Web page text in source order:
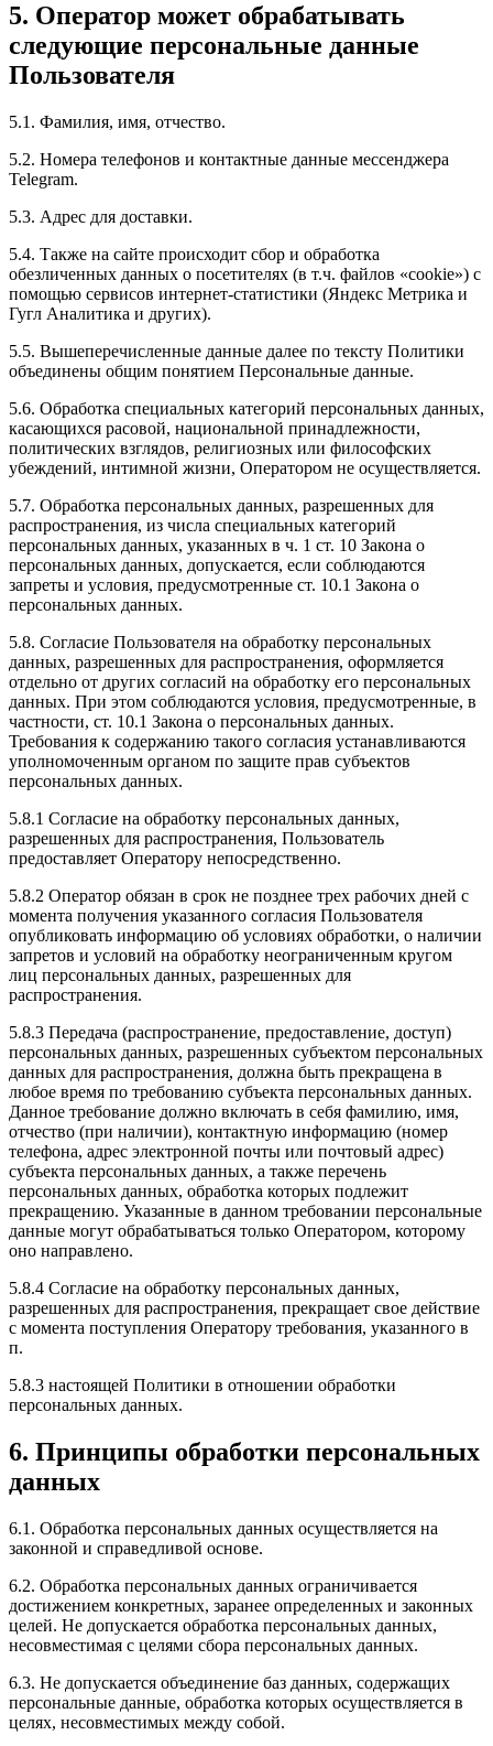
5. Оператор может обрабатывать
следующие персональные данные
Пользователя
5.1. Фамилия, имя, отчество.
5.2. Номера телефонов и контактные данные мессенджера
Telegram.
5.3. Адрес для доставки.
5.4. Также на сайте происходит сбор и обработка
обезличенных данных о посетителях (в т.ч. файлов «cookie») с
помощью сервисов интернет-статистики (Яндекс Метрика и
Гугл Аналитика и других).
5.5. Вышеперечисленные данные далее по тексту Политики
объединены общим понятием Персональные данные.
5.6. Обработка специальных категорий персональных данных,
касающихся расовой, национальной принадлежности,
политических взглядов, религиозных или философских
убеждений, интимной жизни, Оператором не осуществляется.
5.7. Обработка персональных данных, разрешенных для
распространения, из числа специальных категорий
персональных данных, указанных в ч. 1 ст. 10 Закона о
персональных данных, допускается, если соблюдаются
запреты и условия, предусмотренные ст. 10.1 Закона о
персональных данных.
5.8. Согласие Пользователя на обработку персональных
данных, разрешенных для распространения, оформляется
отдельно от других согласий на обработку его персональных
данных. При этом соблюдаются условия, предусмотренные, в
частности, ст. 10.1 Закона о персональных данных.
Требования к содержанию такого согласия устанавливаются
уполномоченным органом по защите прав субъектов
персональных данных.
5.8.1 Согласие на обработку персональных данных,
разрешенных для распространения, Пользователь
предоставляет Оператору непосредственно.
5.8.2 Оператор обязан в срок не позднее трех рабочих дней с
момента получения указанного согласия Пользователя
опубликовать информацию об условиях обработки, о наличии
запретов и условий на обработку неограниченным кругом
лиц персональных данных, разрешенных для
распространения.
5.8.3 Передача (распространение, предоставление, доступ)
персональных данных, разрешенных субъектом персональных
данных для распространения, должна быть прекращена в
любое время по требованию субъекта персональных данных.
Данное требование должно включать в себя фамилию, имя,
отчество (при наличии), контактную информацию (номер
телефона, адрес электронной почты или почтовый адрес)
субъекта персональных данных, а также перечень
персональных данных, обработка которых подлежит
прекращению. Указанные в данном требовании персональные
данные могут обрабатываться только Оператором, которому
оно направлено.
5.8.4 Согласие на обработку персональных данных,
разрешенных для распространения, прекращает свое действие
с момента поступления Оператору требования, указанного в
п.
5.8.3 настоящей Политики в отношении обработки
персональных данных.
6. Принципы обработки персональных
данных
6.1. Обработка персональных данных осуществляется на
законной и справедливой основе.
6.2. Обработка персональных данных ограничивается
достижением конкретных, заранее определенных и законных
целей. Не допускается обработка персональных данных,
несовместимая с целями сбора персональных данных.
6.3. Не допускается объединение баз данных, содержащих
персональные данные, обработка которых осуществляется в
целях, несовместимых между собой.